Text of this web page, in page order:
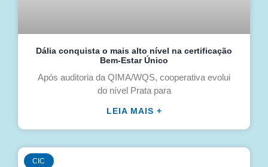
Dália conquista o mais alto nível na certificação
Bem-Estar Único
Após auditoria da QIMA/WQS, cooperativa evolui
do nível Prata para
LEIA MAIS +
CIC